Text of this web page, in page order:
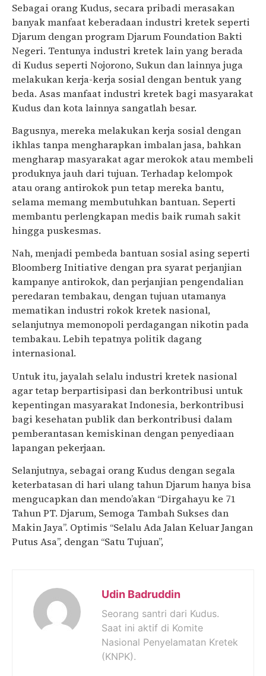
Sebagai orang Kudus, secara pribadi merasakan
banyak manfaat keberadaan industri kretek seperti
Djarum dengan program Djarum Foundation Bakti
Negeri. Tentunya industri kretek lain yang berada
di Kudus seperti Nojorono, Sukun dan lainnya juga
melakukan kerja-kerja sosial dengan bentuk yang
beda. Asas manfaat industri kretek bagi masyarakat
Kudus dan kota lainnya sangatlah besar.
Bagusnya, mereka melakukan kerja sosial dengan
ikhlas tanpa mengharapkan imbalan jasa, bahkan
mengharap masyarakat agar merokok atau membeli
produknya jauh dari tujuan. Terhadap kelompok
atau orang antirokok pun tetap mereka bantu,
selama memang membutuhkan bantuan. Seperti
membantu perlengkapan medis baik rumah sakit
hingga puskesmas.
Nah, menjadi pembeda bantuan sosial asing seperti
Bloomberg Initiative dengan pra syarat perjanjian
kampanye antirokok, dan perjanjian pengendalian
peredaran tembakau, dengan tujuan utamanya
mematikan industri rokok kretek nasional,
selanjutnya memonopoli perdagangan nikotin pada
tembakau. Lebih tepatnya politik dagang
internasional.
Untuk itu, jayalah selalu industri kretek nasional
agar tetap berpartisipasi dan berkontribusi untuk
kepentingan masyarakat Indonesia, berkontribusi
bagi kesehatan publik dan berkontribusi dalam
pemberantasan kemiskinan dengan penyediaan
lapangan pekerjaan.
Selanjutnya, sebagai orang Kudus dengan segala
keterbatasan di hari ulang tahun Djarum hanya bisa
mengucapkan dan mendo’akan “Dirgahayu ke 71
Tahun PT. Djarum, Semoga Tambah Sukses dan
Makin Jaya”. Optimis “Selalu Ada Jalan Keluar Jangan
Putus Asa”, dengan “Satu Tujuan”,
Udin Badruddin
Seorang santri dari Kudus.
Saat ini aktif di Komite
Nasional Penyelamatan Kretek
(KNPK).